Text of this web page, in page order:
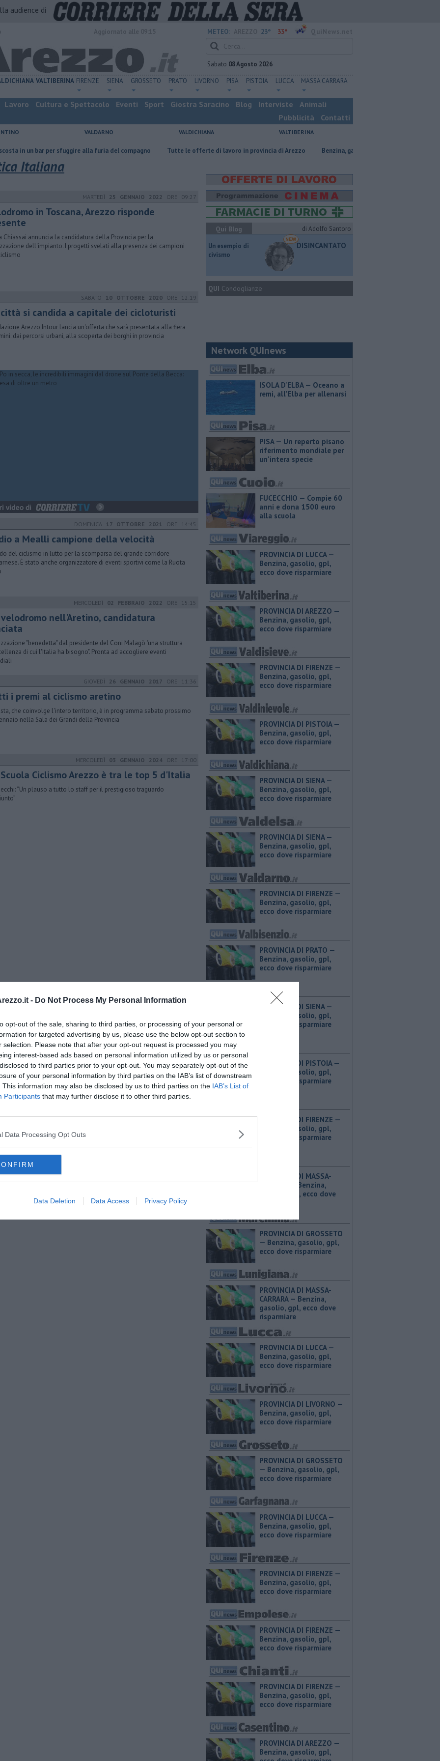
- Do Not Process My Personal Information
opt-out of the sale, sharing to third parties, or processing of your personal or
for targeted advertising by us, please use the below opt-out section to
selection. Please note that after your opt-out request is processed you may
interest-based ads based on personal information utilized by us or personal
to third parties prior to your opt-out. You may separately opt-out of the
of your personal information by third parties on the IAB’s list of downstream
This information may also be disclosed by us to third parties on the IAB’s List of
Participants that may further disclose it to other third parties.
Data Processing Opt Outs
Data Deletion Data Access Privacy Policy
audience di
METEO: 23° 33°
Sabato 08 Agosto 2026
VALTIBERINA FIRENZE SIENA GROSSETO PRATO LIVORNO PISA PISTOIA LUCCA MASSA CARRARA
Lavoro Cultura e Spettacolo Eventi Sport Giostra Saracino Blog Interviste
Animali
Pubblicità
Contatti
VALDARNO VALDICHIANA VALTIBERINA
per sfuggire alla furia del compagno ​Tutte le offerte di lavoro in provincia di Arezzo ​Benzina, gasolio, gpl, ecco dove risparmiare
Italiana
MARTEDÌ 25 GENNAIO 2022 ORE 09:27
in Toscana, Arezzo risponde
Chiassai annuncia la candidatura della Provincia per la
dell'impianto. I progetti svelati alla presenza dei campioni
SABATO 10 OTTOBRE 2020 ORE 12:19
si candida a capitale dei cicloturisti
Arezzo Intour lancia un'offerta che sarà presentata alla fiera
dai percorsi urbani, alla scoperta dei borghi in provincia
DOMENICA 17 OTTOBRE 2021 ORE 14:45
a Mealli campione della velocità
del ciclismo in lutto per la scomparsa del grande corridore
È stato anche organizzatore di eventi sportivi come la Ruota
MERCOLEDÌ 02 FEBBRAIO 2022 ORE 15:15
velodromo nell'Aretino, candidatura
"benedetta" dal presidente del Coni Malagò "una struttura
di cui l'Italia ha bisogno". Pronta ad accogliere eventi
GIOVEDÌ 26 GENNAIO 2017 ORE 11:36
i premi al ciclismo aretino
che coinvolge l'intero territorio, è in programma sabato prossimo
nella Sala dei Grandi della Provincia
MERCOLEDÌ 03 GENNAIO 2024 ORE 17:00
Ciclismo Arezzo è tra le top 5 d'Italia
“Un plauso a tutto lo staff per il prestigioso traguardo
Qui Blog di Adolfo Santoro
​Un esempio di
civismo
DISINCANTATO
QUI Condoglianze
Network QUInews
ISOLA D'ELBA — Oceano a
remi, all'Elba per allenarsi
PISA — Un reperto pisano
riferimento mondiale per
un'intera specie
FUCECCHIO — Compie 60
anni e dona 1500 euro
alla scuola
PROVINCIA DI LUCCA — ​
Benzina, gasolio, gpl,
ecco dove risparmiare
PROVINCIA DI AREZZO — ​
Benzina, gasolio, gpl,
ecco dove risparmiare
PROVINCIA DI FIRENZE — ​
Benzina, gasolio, gpl,
ecco dove risparmiare
PROVINCIA DI PISTOIA — ​
Benzina, gasolio, gpl,
ecco dove risparmiare
PROVINCIA DI SIENA — ​
Benzina, gasolio, gpl,
ecco dove risparmiare
PROVINCIA DI SIENA — ​
Benzina, gasolio, gpl,
ecco dove risparmiare
PROVINCIA DI FIRENZE — ​
Benzina, gasolio, gpl,
ecco dove risparmiare
PROVINCIA DI PRATO — ​
Benzina, gasolio, gpl,
ecco dove risparmiare
PROVINCIA DI SIENA — ​
Benzina, gasolio, gpl,
ecco dove risparmiare
PROVINCIA DI PISTOIA — ​
Benzina, gasolio, gpl,
ecco dove risparmiare
PROVINCIA DI FIRENZE — ​
Benzina, gasolio, gpl,
ecco dove risparmiare
PROVINCIA DI MASSA-
CARRARA — ​Benzina,
gasolio, gpl, ecco dove
PROVINCIA DI GROSSETO
— ​Benzina, gasolio, gpl,
ecco dove risparmiare
PROVINCIA DI MASSA-
CARRARA — ​Benzina,
gasolio, gpl, ecco dove
risparmiare
PROVINCIA DI LUCCA — ​
Benzina, gasolio, gpl,
ecco dove risparmiare
PROVINCIA DI LIVORNO — ​
Benzina, gasolio, gpl,
ecco dove risparmiare
PROVINCIA DI GROSSETO
— ​Benzina, gasolio, gpl,
ecco dove risparmiare
PROVINCIA DI LUCCA — ​
Benzina, gasolio, gpl,
ecco dove risparmiare
PROVINCIA DI FIRENZE — ​
Benzina, gasolio, gpl,
ecco dove risparmiare
PROVINCIA DI FIRENZE — ​
Benzina, gasolio, gpl,
ecco dove risparmiare
PROVINCIA DI FIRENZE — ​
Benzina, gasolio, gpl,
ecco dove risparmiare
PROVINCIA DI AREZZO — ​
Benzina, gasolio, gpl,